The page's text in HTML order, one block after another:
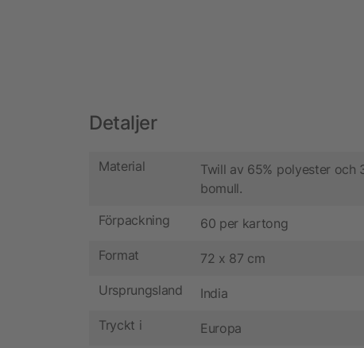
Detaljer
Material
Twill av 65% polyester och
bomull.
Förpackning 60 per kartong
Format 72 x 87 cm
Ursprungsland India
Tryckt i Europa